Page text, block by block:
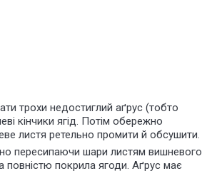
трохи недостиглий аґрус (тобто
кінчики ягід. Потім обережно
листя ретельно промити й обсушити.
пересипаючи шари листям вишневого
покрила ягоди. Аґрус має